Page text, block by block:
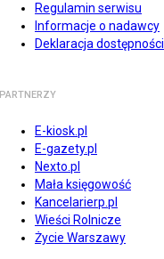
Regulamin serwisu
Informacje o nadawcy
Deklaracja dostępności
PARTNERZY
E-kiosk.pl
E-gazety.pl
Nexto.pl
Mała księgowość
Kancelarierp.pl
Wieści Rolnicze
Życie Warszawy